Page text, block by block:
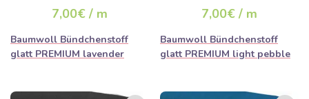
ausverkauft sein
7,00€ / m
Baumwoll Bündchenstoff
glatt PREMIUM lavender
ausverkauft sein
7,00€ / m
Baumwoll Bündchenstoff
glatt PREMIUM light pebble